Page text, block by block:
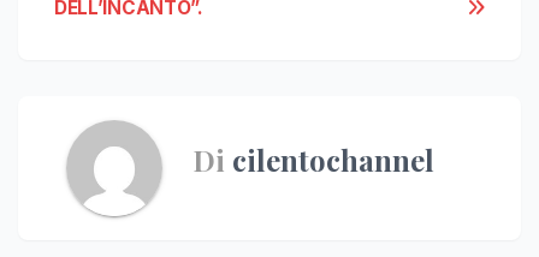
DELL’INCANTO”.
Di cilentochannel